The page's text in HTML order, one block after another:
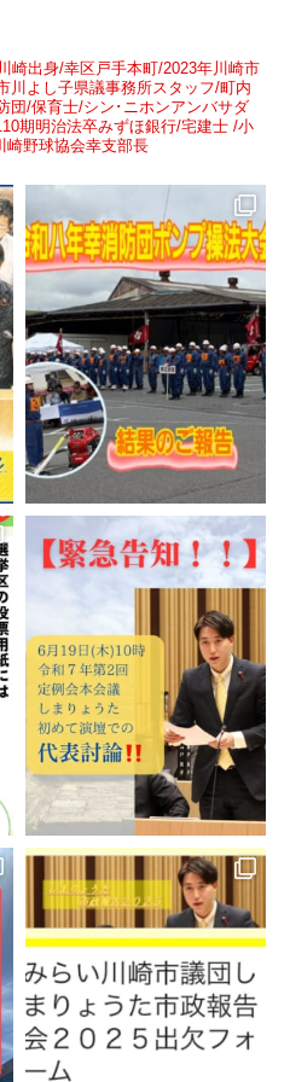
崎出身/幸区戸手本町/2023年川崎市
川よし子県議事務所スタッフ/町内
団/保育士/シン･ニホンアンバサダ
期明治法卒みずほ銀行/宅建士 /小
崎野球協会幸支部長